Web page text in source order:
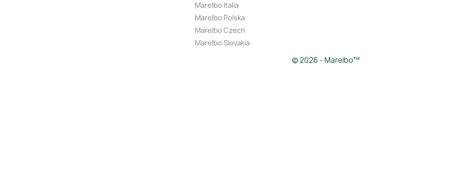
Marelbo Italia
Marelbo Polska
Marelbo Czech
Marelbo Slovakia
© 2026 - Marelbo™